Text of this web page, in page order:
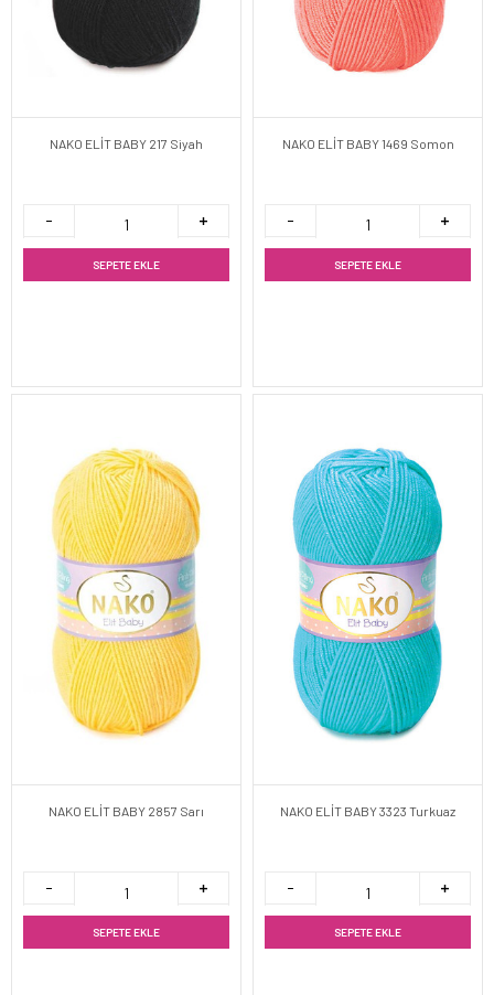
NAKO ELİT BABY 217 Siyah
SEPETE EKLE
NAKO ELİT BABY 1469 Somon
SEPETE EKLE
NAKO ELİT BABY 2857 Sarı
SEPETE EKLE
NAKO ELİT BABY 3323 Turkuaz
SEPETE EKLE